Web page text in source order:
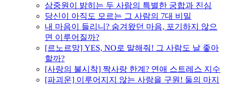
삼중원이 밝히는 두 사람의 특별한 궁합과 진심
당신이 아직도 모르는 그 사람의 7대 비밀
내 마음이 들리니? 숨겨왔던 마음, 포기하지 않으
면 이루어질까?
[르노르망] YES, NO로 말해줘! 그 사람도 날 좋아
할까?
[사랑의 불시착] 짝사랑 한계? 연애 스트레스 지수
[파괴운] 이루어지지 않는 사랑을 구원! 둘의 마지